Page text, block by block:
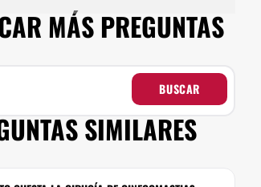
MÁS PREGUNTAS
BUSCAR
SIMILARES